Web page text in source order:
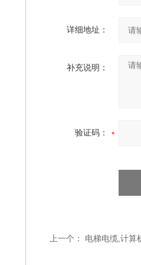
详细地址：
补充说明：
验证码：
上一个： 电梯电缆,计算